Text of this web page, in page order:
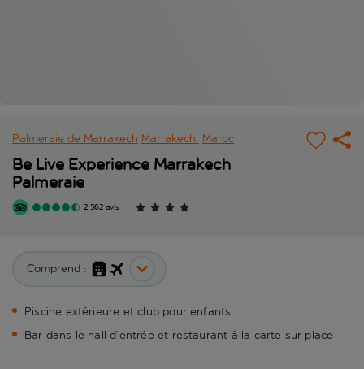
Palmeraie de Marrakech Marrakech Maroc
Be Live Experience Marrakech
Palmeraie
2'562 avis
Comprend :
Piscine extérieure et club pour enfants
Bar dans le hall d’entrée et restaurant à la carte sur place